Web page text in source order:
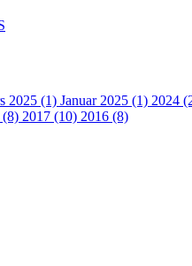
2025 (1) Januar 2025 (1) 2024
(8) 2017 (10) 2016 (8)